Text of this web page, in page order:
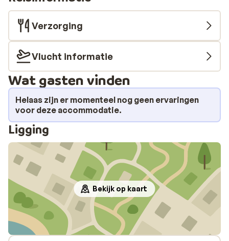
Verzorging
Vlucht informatie
Wat gasten vinden
Helaas zijn er momenteel nog geen ervaringen
voor deze accommodatie.
Ligging
Bekijk op kaart